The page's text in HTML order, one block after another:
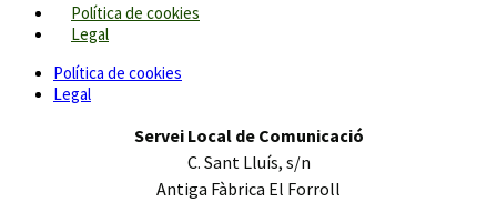
Política de cookies
Legal
Política de cookies
Legal
Servei Local de Comunicació
C. Sant Lluís, s/n
Antiga Fàbrica El Forroll